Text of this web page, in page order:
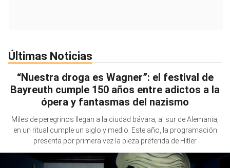
Últimas Noticias
“Nuestra droga es Wagner”: el festival de
Bayreuth cumple 150 años entre adictos a la
ópera y fantasmas del nazismo
Miles de peregrinos llegan a la ciudad bávara, al sur de Alemania,
en un ritual cumple un siglo y medio. Este año, la programación
presenta por primera vez la pieza preferida de Hitler